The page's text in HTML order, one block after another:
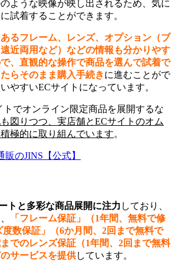
ような映像が映し出されるため、気に
試着することができます。
るフレーム、レンズ、オプション（ブ
近両用など）などの情報も分かりやす
、直観的な操作で商品を選んで試着で
らそのまま購入手続きに進むことがで
やすいECサイトになっています。
トでオンライン限定商品を展開するな
図りつつ、実店舗とECサイトのオム
極的に取り組んでいます。
販のJINS【公式】
トと多彩な商品展開に注力 しており、
「フレーム保証」（1年間、無料で修
数保証」（6か月間、2回まで無料で
でのレンズ保証（1年間、2回まで無料
サービスを提供しています。